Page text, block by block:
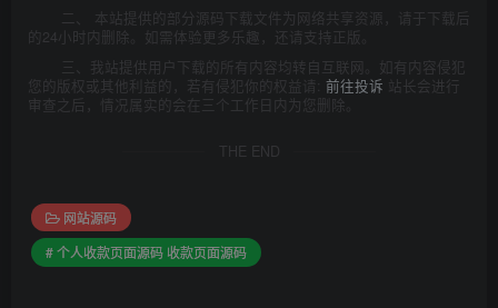
二、 本站提供的部分源码下载文件为网络共享资源，请于下载后
的24小时内删除。如需体验更多乐趣，还请支持正版。
三、我站提供用户下载的所有内容均转自互联网。如有内容侵犯
您的版权或其他利益的，若有侵犯你的权益请: 前往投诉 站长会进行
审查之后，情况属实的会在三个工作日内为您删除。
THE END
网站源码
# 个人收款页面源码 收款页面源码